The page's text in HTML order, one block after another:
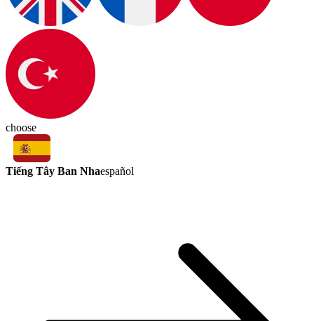
choose
Tiếng Tây Ban Nhaespañol